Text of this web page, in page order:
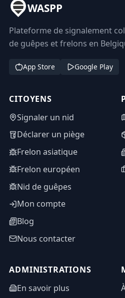
WASPP
Plateforme de signalement
de guêpes et frelons en
App Store Google Play
CITOYENS
Signaler un nid
Déclarer un piège
Frelon asiatique
Frelon européen
Nid de guêpes
Mon compte
Blog
Nous contacter
ADMINISTRATIONS
En savoir plus